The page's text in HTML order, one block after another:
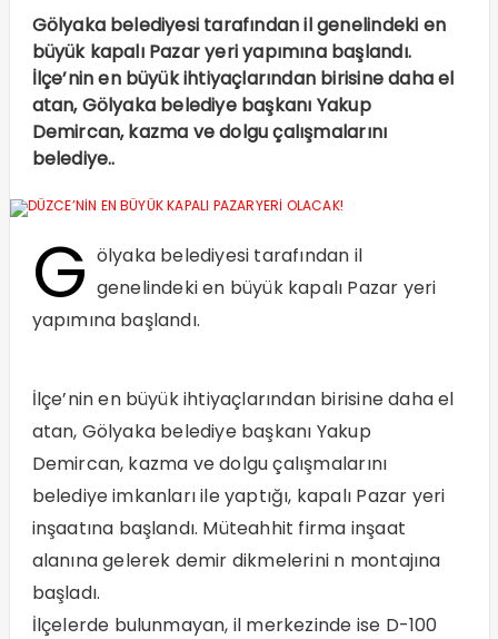
Gölyaka belediyesi tarafından il genelindeki en
büyük kapalı Pazar yeri yapımına başlandı.
İlçe’nin en büyük ihtiyaçlarından birisine daha el
atan, Gölyaka belediye başkanı Yakup
Demircan, kazma ve dolgu çalışmalarını
belediye..
G ölyaka belediyesi tarafından il
genelindeki en büyük kapalı Pazar yeri
yapımına başlandı.
İlçe’nin en büyük ihtiyaçlarından birisine daha el
atan, Gölyaka belediye başkanı Yakup
Demircan, kazma ve dolgu çalışmalarını
belediye imkanları ile yaptığı, kapalı Pazar yeri
inşaatına başlandı. Müteahhit firma inşaat
alanına gelerek demir dikmelerini n montajına
başladı.
İlçelerde bulunmayan, il merkezinde ise D-100